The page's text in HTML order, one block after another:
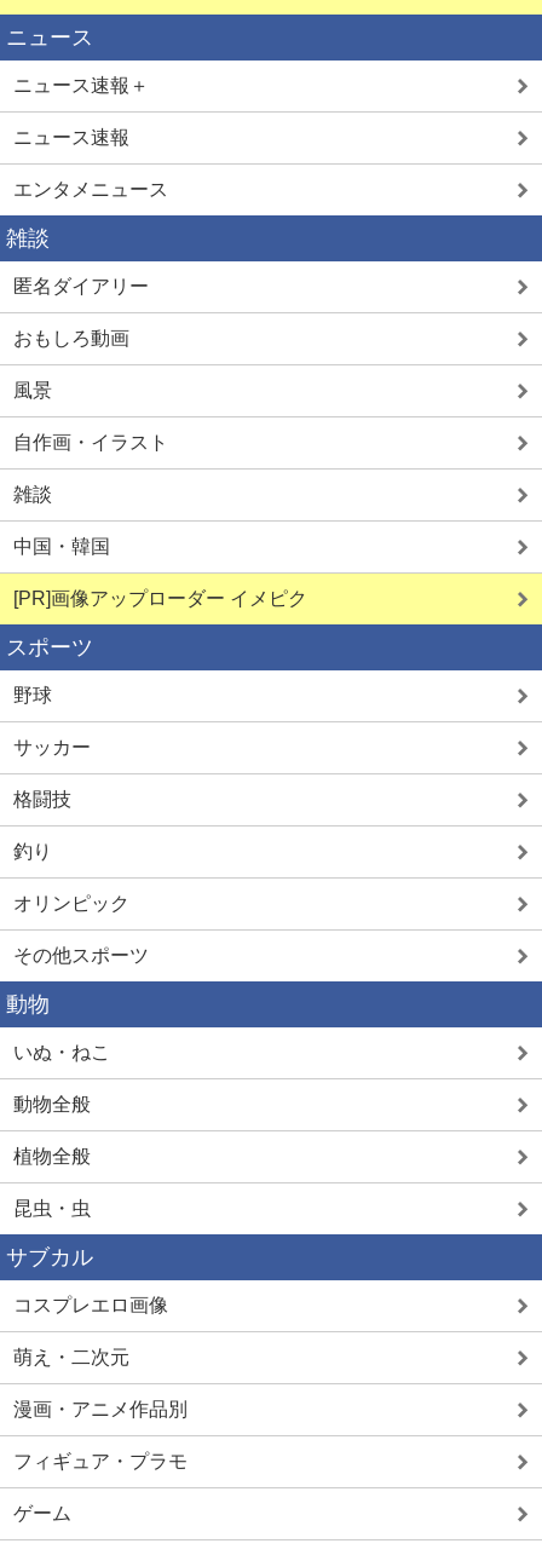
ニュース
ニュース速報＋
ニュース速報
エンタメニュース
雑談
匿名ダイアリー
おもしろ動画
風景
自作画・イラスト
雑談
中国・韓国
[PR]画像アップローダー イメピク
スポーツ
野球
サッカー
格闘技
釣り
オリンピック
その他スポーツ
動物
いぬ・ねこ
動物全般
植物全般
昆虫・虫
サブカル
コスプレエロ画像
萌え・二次元
漫画・アニメ作品別
フィギュア・プラモ
ゲーム